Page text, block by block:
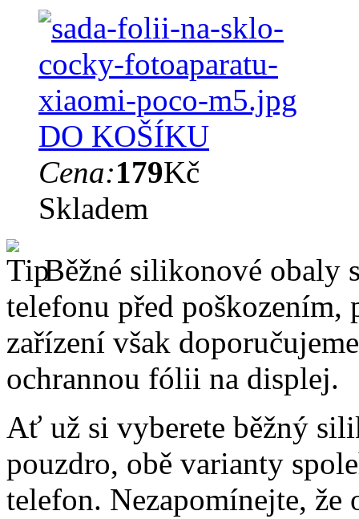
DO KOŠÍKU
Cena:179Kč
Skladem
Běžné silikonové obaly
telefonu před poškozením,
zařízení však
ochrannou fólii na displej.
Ať už si vyberete běžný
pouzdro, obě varianty
telefon. Nezapomínejte,